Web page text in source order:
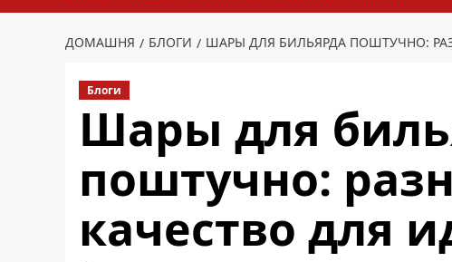
ДОМАШНЯ БЛОГИ ШАРЫ ДЛЯ БИЛЬЯРДА ПОШТУЧНО:
Блоги
Шары для
поштучно:
качество для